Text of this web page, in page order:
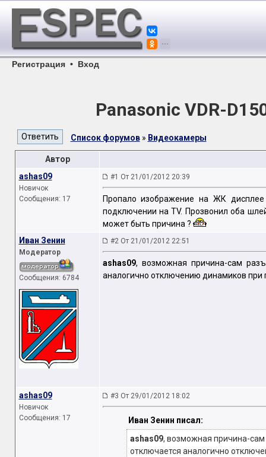
Регистрация • Вход
Panasonic VDR-
Список форумов» Видеокамеры
Автор
ashas09
Новичок
Сообщения: 17
#1 От 21/01/2012 20:39
Пропало изображение на ЖК
подключении на TV. Прозвонил оба
может быть причина ?
Иван Зенин
Модератор
Сообщения: 6784
#2 От 21/01/2012 22:51
ashas09, возможная причина-сам
аналогично отключению динамиков
ashas09
Новичок
Сообщения: 17
#3 От 29/01/2012 18:02
Иван Зенин писал:
ashas09, возможная причина-
отключается аналогично